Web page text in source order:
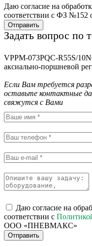
Даю согласие на
соответствии с ФЗ №152
Отправить
Задать вопрос по
VPPM-073PQC-R55S/
аксиально-поршневой
Если Вам требуется
оставьте контактные
свяжутся с Вами
Даю согласие на
соответствии с
ООО «ПНЕВМАКС»
Отправить